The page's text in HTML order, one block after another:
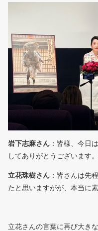
岩下志麻さん ：皆様、今日
してありがとうございます
立花珠樹さん ：皆さんは先
たと思いますがが、本当に
立花さんの言葉に再び大き